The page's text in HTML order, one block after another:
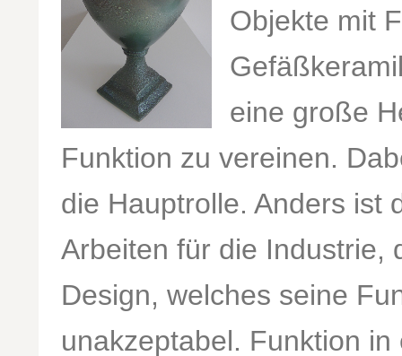
Objekte mit
eine große
Funktion zu vereinen.
die Hauptrolle. Anders ist
Arbeiten für die Industrie,
Design, welches seine
unakzeptabel. Funktion